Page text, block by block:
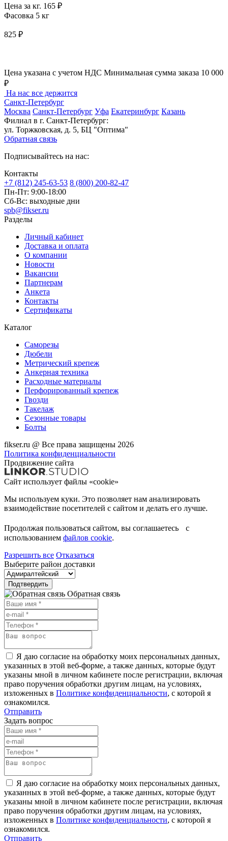
Цена за кг. 165 ₽
Фасовка 5 кг
825 ₽
Цена указана с учетом НДС Минимальная сумма заказа 10 000
₽
На нас все держится
Санкт-Петербург
Москва Санкт-Петербург Уфа Екатеринбург Казань
Филиал в г. Санкт-Петербург:
ул. Торжковская, д. 5, БЦ "Оптима"
Обратная связь
Подписывайтесь на нас:
Контакты
+7 (812) 245-63-53 8 (800) 200-82-47
Пн-Пт: 9:00-18:00
Сб-Вс: выходные дни
spb@fikser.ru
Разделы
Личный кабинет
Доставка и оплата
О компании
Новости
Вакансии
Партнерам
Анкета
Контакты
Сертификаты
Каталог
Саморезы
Дюбели
Метрический крепеж
Анкерная техника
Расходные материалы
Перфорированный крепеж
Гвозди
Такелаж
Сезонные товары
Болты
fikser.ru @ Все права защищены 2026
Политика конфиденциальности
Продвижение сайта
Сайт использует файлы «cookie»
Мы используем куки. Это позволяет нам анализировать
взаимодействие посетителей с сайтом и делать его лучше.
Продолжая пользоваться сайтом, вы соглашаетесь с
использованием файлов cookie.
Разрешить все Отказаться
Выберите район доставки
Подтвердить
Обратная связь
Я даю согласие на обработку моих персональных данных,
указанных в этой веб-форме, а также данных, которые будут
указаны мной в личном кабинете после регистрации, включая
право поручения обработки другим лицам, на условиях,
изложенных в Политике конфиденциальности, с которой я
ознакомился.
Отправить
Задать вопрос
Я даю согласие на обработку моих персональных данных,
указанных в этой веб-форме, а также данных, которые будут
указаны мной в личном кабинете после регистрации, включая
право поручения обработки другим лицам, на условиях,
изложенных в Политике конфиденциальности, с которой я
ознакомился.
Отправить